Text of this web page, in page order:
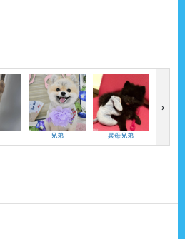
兄弟 異母兄弟
›